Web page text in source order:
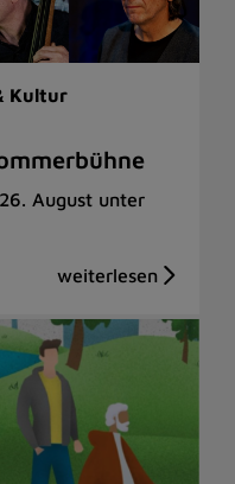
Kultur
August unter